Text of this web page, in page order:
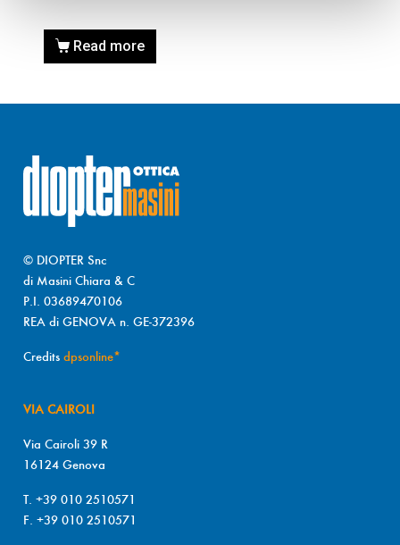
Read more
© DIOPTER Snc
di Masini Chiara & C
P.I. 03689470106
REA di GENOVA n. GE-372396
Credits dpsonline*
VIA CAIROLI
Via Cairoli 39 R
16124 Genova
T. +39 010 2510571
F. +39 010 2510571